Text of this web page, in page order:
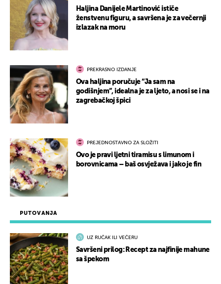
PUTOVANJA
UZ RUČAK ILI VEČERU
Savršeni prilog: Recept za najfinije mahune
sa špekom
Haljina Danijele Martinović ističe
ženstvenu figuru, a savršena je za večernji
izlazak na moru
PREKRASNO IZDANJE
Ova haljina poručuje “Ja sam na
godišnjem”, idealna je za ljeto, a nosi se i na
zagrebačkoj špici
PREJEDNOSTAVNO ZA SLOŽITI
Ovo je pravi ljetni tiramisu s limunom i
borovnicama – baš osvježava i jako je fin